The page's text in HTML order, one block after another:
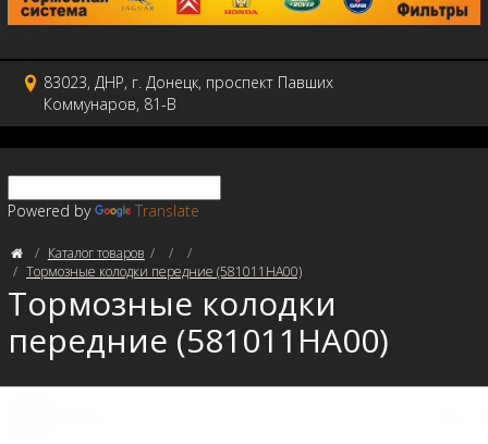
83023, ДНР, г. Донецк, проспект Павших
Коммунаров, 81-В
Powered by Translate
Каталог товаров
Тормозные колодки передние (581011HA00)
Тормозные колодки
передние (581011HA00)